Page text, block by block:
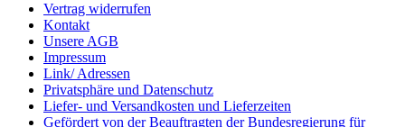
Vertrag widerrufen
Kontakt
Unsere AGB
Impressum
Link/ Adressen
Privatsphäre und Datenschutz
Liefer- und Versandkosten und Lieferzeiten
Gefördert von der Beauftragten der Bundesregierung für